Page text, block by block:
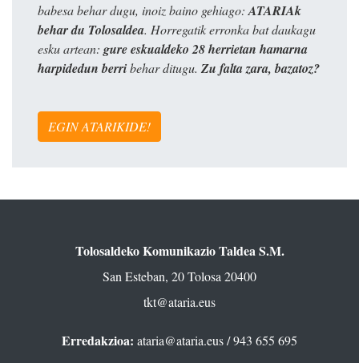
babesa behar dugu, inoiz baino gehiago: ATARIAk
behar du Tolosaldea. Horregatik erronka bat daukagu
esku artean: gure eskualdeko 28 herrietan hamarna
harpidedun berribehar ditugu. Zu falta zara, bazatoz?
EGIN ATARIKIDE!
Tolosaldeko Komunikazio Taldea S.M.
San Esteban, 20 Tolosa 20400
tkt@ataria.eus
Erredakzioa: ataria@ataria.eus/ 943 655 695